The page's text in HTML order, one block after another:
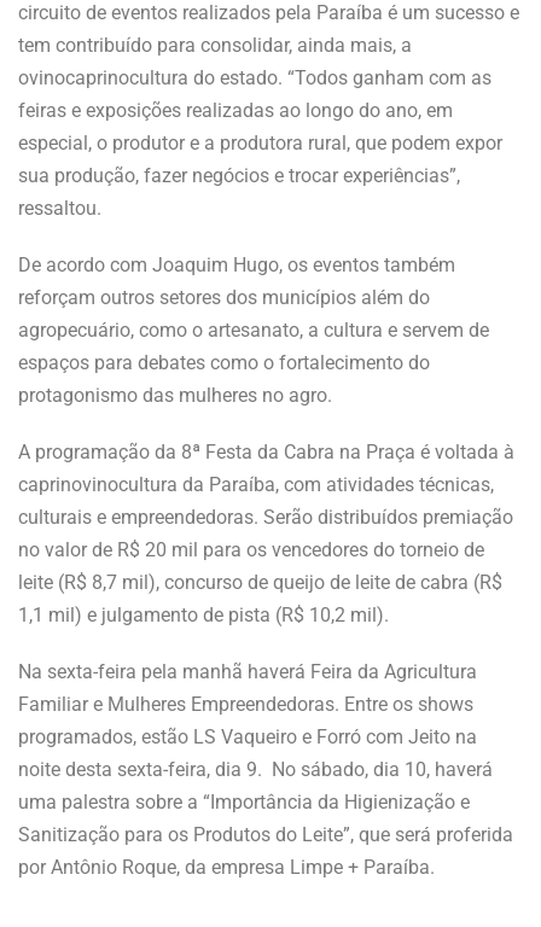
circuito de eventos realizados pela Paraíba é um sucesso e
tem contribuído para consolidar, ainda mais, a
ovinocaprinocultura do estado. “Todos ganham com as
feiras e exposições realizadas ao longo do ano, em
especial, o produtor e a produtora rural, que podem expor
sua produção, fazer negócios e trocar experiências”,
ressaltou.
De acordo com Joaquim Hugo, os eventos também
reforçam outros setores dos municípios além do
agropecuário, como o artesanato, a cultura e servem de
espaços para debates como o fortalecimento do
protagonismo das mulheres no agro.
A programação da 8ª Festa da Cabra na Praça é voltada à
caprinovinocultura da Paraíba, com atividades técnicas,
culturais e empreendedoras. Serão distribuídos premiação
no valor de R$ 20 mil para os vencedores do torneio de
leite (R$ 8,7 mil), concurso de queijo de leite de cabra (R$
1,1 mil) e julgamento de pista (R$ 10,2 mil).
Na sexta-feira pela manhã haverá Feira da Agricultura
Familiar e Mulheres Empreendedoras. Entre os shows
programados, estão LS Vaqueiro e Forró com Jeito na
noite desta sexta-feira, dia 9. No sábado, dia 10, haverá
uma palestra sobre a “Importância da Higienização e
Sanitização para os Produtos do Leite”, que será proferida
por Antônio Roque, da empresa Limpe + Paraíba.